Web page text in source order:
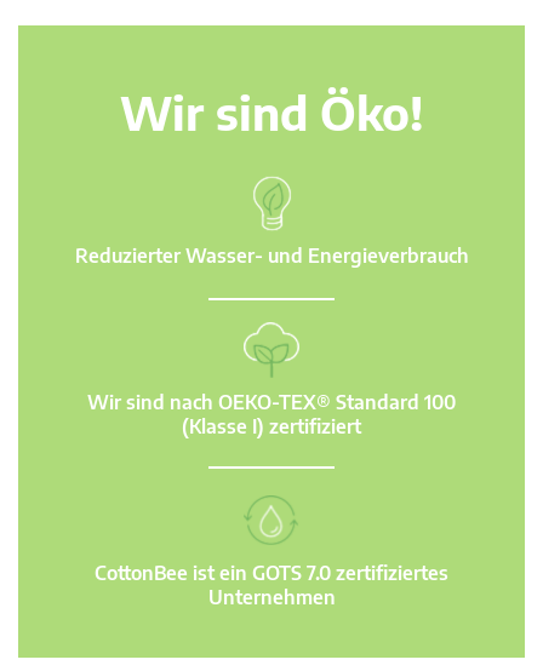
Wir sind Öko!
Reduzierter Wasser- und Energieverbrauch
Wir sind nach OEKO-TEX® Standard 100
(Klasse I) zertifiziert
CottonBee ist ein GOTS 7.0 zertifiziertes
Unternehmen